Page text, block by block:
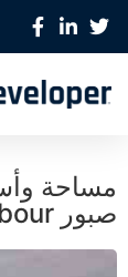
صبور Keeva Sabbour